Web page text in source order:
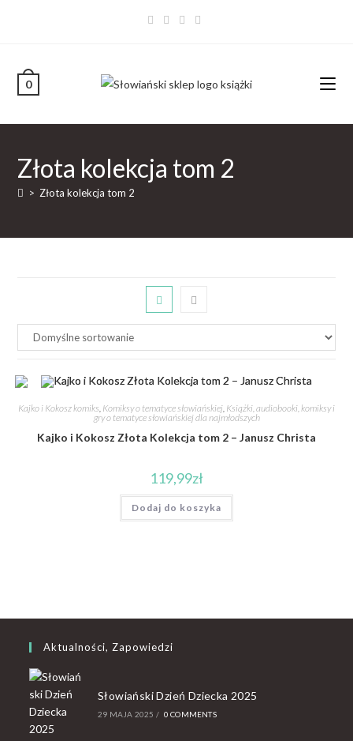
0
Złota kolekcja tom 2
> Złota kolekcja tom 2
Kajko i Kokosz komiks, Komiksy o tematyce słowiańskiej, Książki, audiobooki, komiksy i
gry o tematyce słowiańskiej dla najmłodszych
Kajko i Kokosz Złota Kolekcja tom 2 – Janusz Christa
119,99zł
Dodaj do koszyka
Aktualności, Zapowiedzi
Słowiański Dzień Dziecka 2025
29 MAJA 2025 / 0 COMMENTS